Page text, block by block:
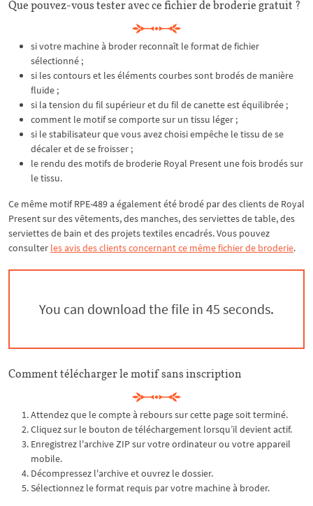
Que pouvez-vous tester avec ce fichier de broderie gratuit ?
si votre machine à broder reconnaît le format de fichier
sélectionné ;
si les contours et les éléments courbes sont brodés de manière
fluide ;
si la tension du fil supérieur et du fil de canette est équilibrée ;
comment le motif se comporte sur un tissu léger ;
si le stabilisateur que vous avez choisi empêche le tissu de se
décaler et de se froisser ;
le rendu des motifs de broderie Royal Present une fois brodés sur
le tissu.
Ce même motif RPE-489 a également été brodé par des clients de Royal
Present sur des vêtements, des manches, des serviettes de table, des
serviettes de bain et des projets textiles encadrés. Vous pouvez
consulter les avis des clients concernant ce même fichier de broderie.
You can download the file in 44 seconds.
Comment télécharger le motif sans inscription
Attendez que le compte à rebours sur cette page soit terminé.
Cliquez sur le bouton de téléchargement lorsqu’il devient actif.
Enregistrez l'archive ZIP sur votre ordinateur ou votre appareil
mobile.
Décompressez l'archive et ouvrez le dossier.
Sélectionnez le format requis par votre machine à broder.